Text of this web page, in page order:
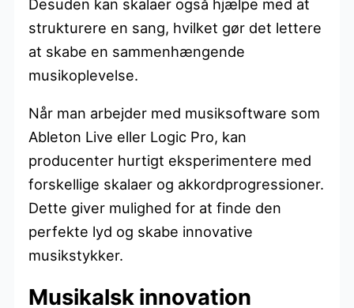
Desuden kan skalaer også hjælpe med at
strukturere en sang, hvilket gør det lettere
at skabe en sammenhængende
musikoplevelse.
Når man arbejder med musiksoftware som
Ableton Live eller Logic Pro, kan
producenter hurtigt eksperimentere med
forskellige skalaer og akkordprogressioner.
Dette giver mulighed for at finde den
perfekte lyd og skabe innovative
musikstykker.
Musikalsk innovation